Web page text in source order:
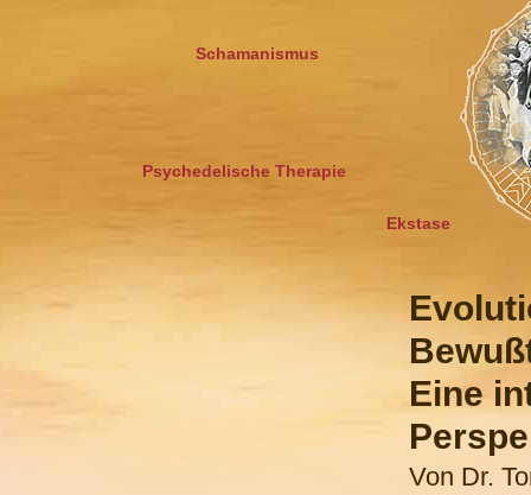
Schamanismus
Psychedelische Therapie
Ekstase
Eine
Von Dr.